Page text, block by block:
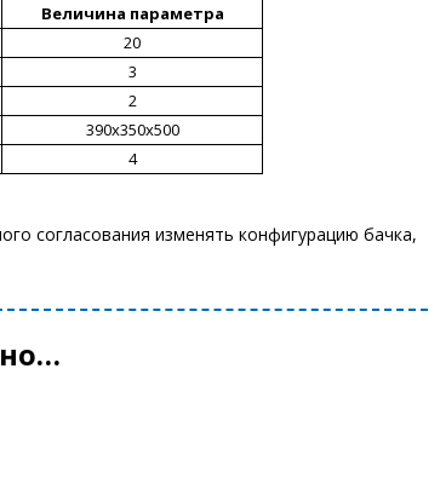
Величина параметра
20
3
2
390х350х500
4
согласования изменять конфигурацию бачка,